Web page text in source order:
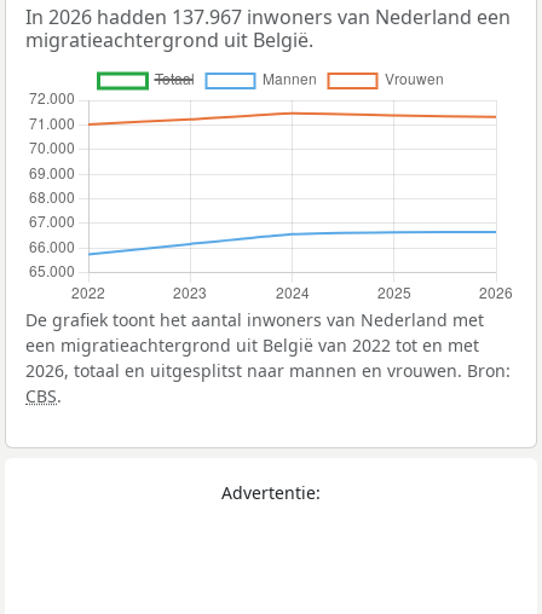
In 2026 hadden 137.967 inwoners van Nederland een
migratieachtergrond uit België.
De grafiek toont het aantal inwoners van Nederland met
een migratieachtergrond uit België van 2022 tot en met
2026, totaal en uitgesplitst naar mannen en vrouwen. Bron:
CBS.
Advertentie: